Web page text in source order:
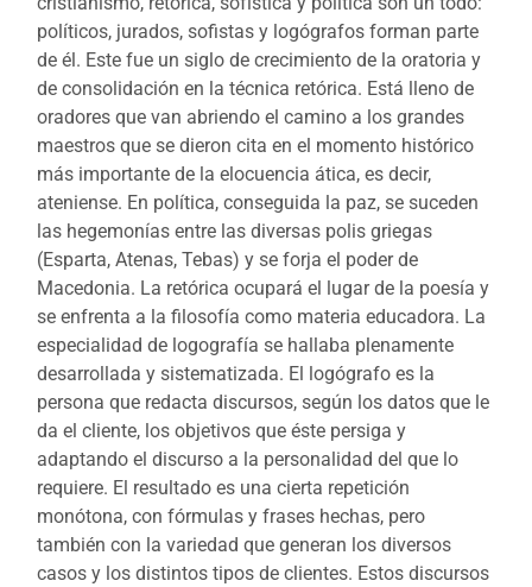
políticos, jurados, sofistas y logógrafos forman parte
de él. Este fue un siglo de crecimiento de la oratoria y
de consolidación en la técnica retórica. Está lleno de
oradores que van abriendo el camino a los grandes
maestros que se dieron cita en el momento histórico
más importante de la elocuencia ática, es decir,
ateniense. En política, conseguida la paz, se suceden
las hegemonías entre las diversas polis griegas
(Esparta, Atenas, Tebas) y se forja el poder de
Macedonia. La retórica ocupará el lugar de la poesía y
se enfrenta a la filosofía como materia educadora. La
especialidad de logografía se hallaba plenamente
desarrollada y sistematizada. El logógrafo es la
persona que redacta discursos, según los datos que le
da el cliente, los objetivos que éste persiga y
adaptando el discurso a la personalidad del que lo
requiere. El resultado es una cierta repetición
monótona, con fórmulas y frases hechas, pero
también con la variedad que generan los diversos
casos y los distintos tipos de clientes. Estos discursos